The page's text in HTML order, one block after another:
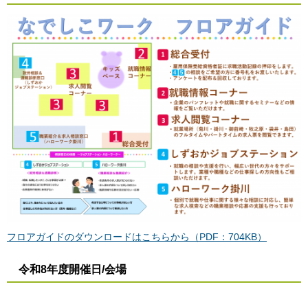
フロアガイドのダウンロードはこちらから（PDF：704KB）
令和8年度開催日/会場